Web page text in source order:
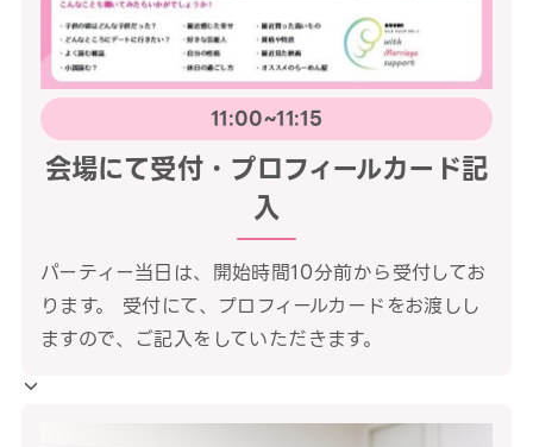
11:00~11:15
会場にて受付・プロフィールカード記
入
パーティー当日は、開始時間10分前から受付してお
ります。 受付にて、プロフィールカードをお渡しし
ますので、ご記入をしていただきます。